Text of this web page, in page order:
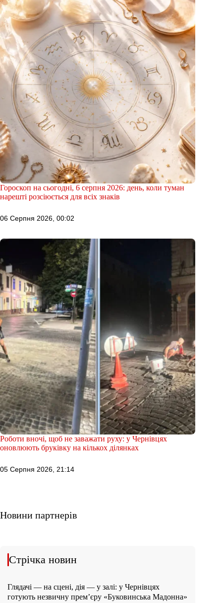
Гороскоп на сьогодні, 6 серпня 2026: день, коли туман
нарешті розсіюється для всіх знаків
06 Серпня 2026, 00:02
Роботи вночі, щоб не заважати руху: у Чернівцях
оновлюють бруківку на кількох ділянках
05 Серпня 2026, 21:14
Новини партнерів
Стрічка новин
Глядачі — на сцені, дія — у залі: у Чернівцях
готують незвичну прем’єру «Буковинська Мадонна»